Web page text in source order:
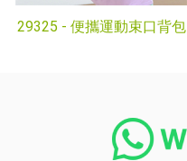
29325 - 便攜運動束口背包